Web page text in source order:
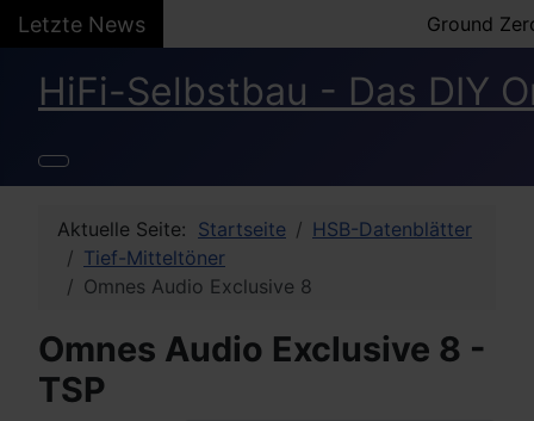
Letzte News Ground
HiFi-Selbstbau - Das DIY
Aktuelle Seite: Startseite
HSB-Datenblätter
Tief-Mitteltöner
Omnes Audio Exclusive 8
Omnes Audio Exclusive 8 -
TSP